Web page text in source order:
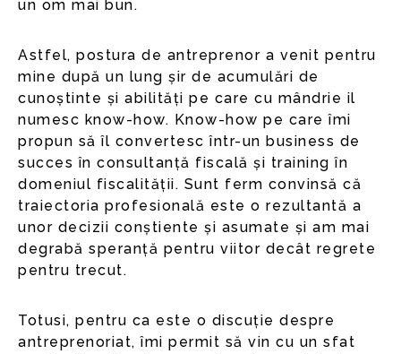
un om mai bun.
Astfel, postura de antreprenor a venit pentru
mine după un lung șir de acumulări de
cunoștinte și abilități pe care cu mândrie il
numesc know-how. Know-how pe care îmi
propun să îl convertesc într-un business de
succes în consultanță fiscală și training în
domeniul fiscalității. Sunt ferm convinsă că
traiectoria profesională este o rezultantă a
unor decizii conștiente și asumate și am mai
degrabă speranță pentru viitor decât regrete
pentru trecut.
Totusi, pentru ca este o discuție despre
antreprenoriat, îmi permit să vin cu un sfat